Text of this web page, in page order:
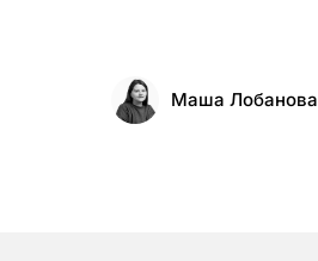
Маша Лобанова